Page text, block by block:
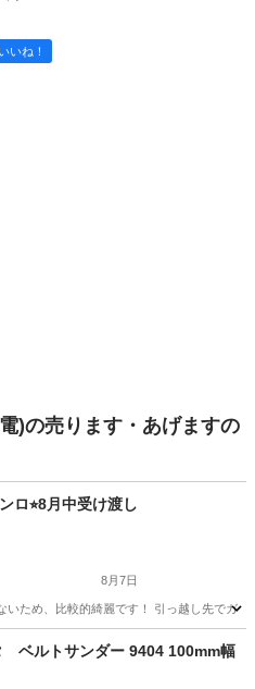
いいね！
)の売ります・あげますの
ロ⭐︎8月中受け渡し
8月7日
ため、比較的綺麗です！ 引っ越し先でガス
ッチン家電
ベルトサンダー 9404 100mm幅